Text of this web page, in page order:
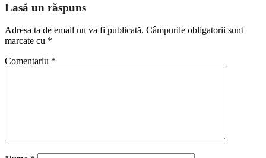
Lasă un răspuns
Adresa ta de email nu va fi publicată. Câmpurile obligatorii sunt
marcate cu *
Comentariu *